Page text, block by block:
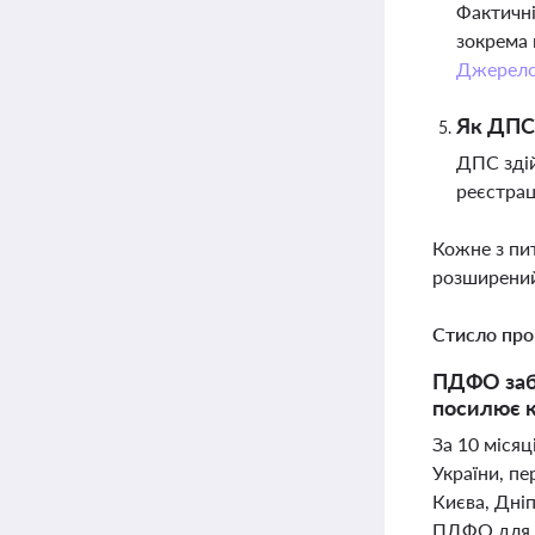
зокрема
Як ДПС
ДПС
Кожне з
Стисло
ПДФО
посилює
За 10
України,
Києва,
ПДФО для